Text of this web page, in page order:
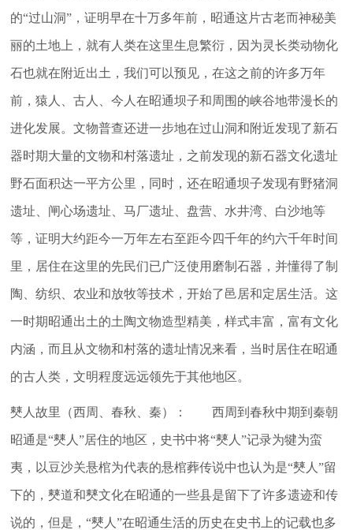
的“过山洞”，证明早在十万多年前，昭通这片古老而神秘美
丽的土地上，就有人类在这里生息繁衍，因为灵长类动物化
石也就在附近出土，我们可以预见，在这之前的许多万年
前，猿人、古人、今人在昭通坝子和周围的峡谷地带漫长的
进化发展。文物普查还进一步地在过山洞和附近发现了新石
器时期大量的文物和村落遗址，之前发现的新石器文化遗址
野石面积达一平方公里，同时，还在昭通坝子发现有野猪洞
遗址、闸心场遗址、马厂遗址、盘营、水井湾、白沙地等
等，证明大约距今一万年左右至距今四千年的约六千年时间
里，居住在这里的先民们已广泛使用磨制石器，并懂得了制
陶、纺织、农业和放牧等技术，开始了邑居和定居生活。这
一时期昭通出土的土陶文物造型精美，样式丰富，富有文化
内涵，而且从文物和村落的遗址情况来看，当时居住在昭通
的古人类，文明程度远远领先于其他地区。
僰人故里（西周、春秋、秦）： 西周到春秋中期到秦朝
昭通是“僰人”居住的地区，史书中将“僰人”记录为犍为蛮
夷，以豆沙关悬棺为代表的悬棺葬传说中也认为是“僰人”留
下的，僰道和僰文化在昭通的一些县是留下了许多遗迹和传
说的，但是，“僰人”在昭通生活的历史在史书上的记载也多